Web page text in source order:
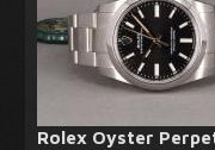
Rolex Oyster